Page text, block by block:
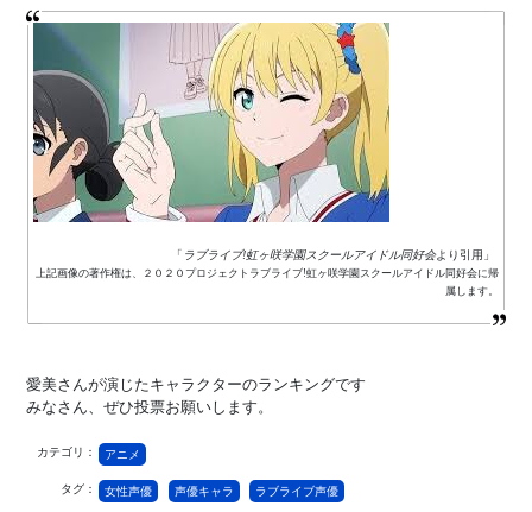
「 ラブライブ!虹ヶ咲学園スクールアイドル同好会より引用」
上記画像の著作権は、２０２０プロジェクトラブライブ!虹ヶ咲学園スクールアイドル同好会に帰
属します。
愛美さんが演じたキャラクターのランキングです
みなさん、ぜひ投票お願いします。
カテゴリ： アニメ
タグ： 女性声優 声優キャラ ラブライブ声優